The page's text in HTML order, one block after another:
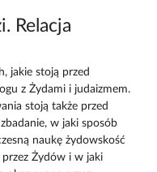
Relacja
jakie stoją przed
z Żydami i judaizmem.
stoją także przed
w jaki sposób
naukę żydowskość
przez Żydów i w jaki